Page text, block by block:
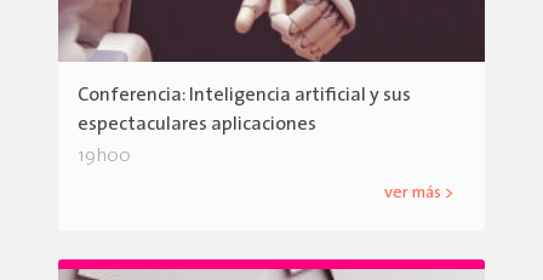
Conferencia: Inteligencia artificial y sus
espectaculares aplicaciones
19h00
ver más >